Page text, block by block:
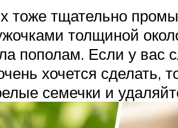
тоже тщательно
толщиной
пополам. Если у вас
хочется сделать,
семечки и